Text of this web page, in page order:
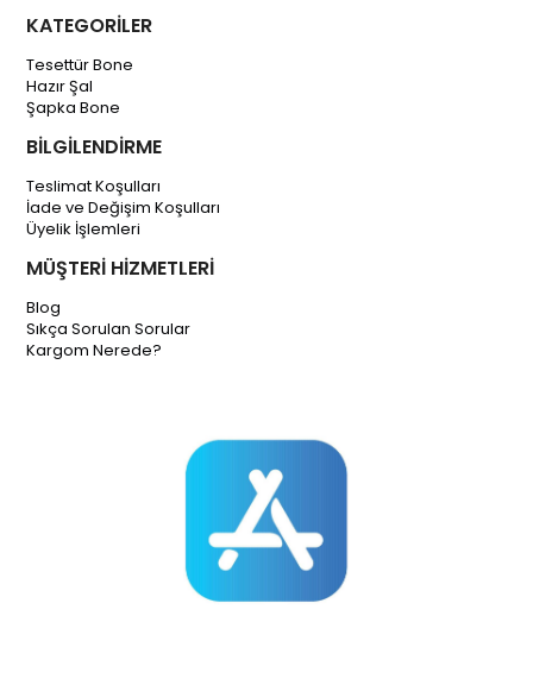
KATEGORİLER
Tesettür Bone
Hazır Şal
Şapka Bone
BİLGİLENDİRME
Teslimat Koşulları
İade ve Değişim Koşulları
Üyelik İşlemleri
MÜŞTERİ HİZMETLERİ
Blog
Sıkça Sorulan Sorular
Kargom Nerede?